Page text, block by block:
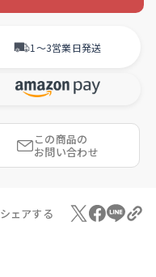
1〜3営業日発送
この商品の
お問い合わせ
シェアする